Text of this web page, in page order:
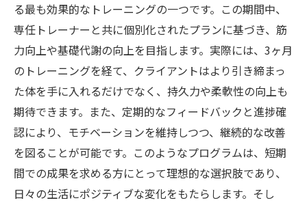
3ヶ月後の変化を楽しむ
パーソナルジムでの達成感
個々に合わせたトレーニングプランで健康を手
に入れる
個別プランの重要性
自分に合ったトレーニング方法
健康的な体を手に入れる秘訣
長期的な健康を見据えたプラン
個別ニーズに対応する方法
る最も効果的なトレーニングの一つです。この期間中、
専任トレーナーと共に個別化されたプランに基づき、筋
力向上や基礎代謝の向上を目指します。実際には、3ヶ月
のトレーニングを経て、クライアントはより引き締まっ
た体を手に入れるだけでなく、持久力や柔軟性の向上も
期待できます。また、定期的なフィードバックと進捗確
認により、モチベーションを維持しつつ、継続的な改善
を図ることが可能です。このようなプログラムは、短期
間での成果を求める方にとって理想的な選択肢であり、
日々の生活にポジティブな変化をもたらします。そし